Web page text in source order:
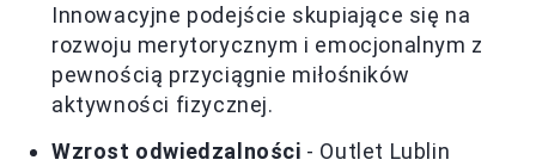
Innowacyjne podejście skupiające się na
rozwoju merytorycznym i emocjonalnym z
pewnością przyciągnie miłośników
aktywności fizycznej.
Wzrost odwiedzalności - Outlet Lublin